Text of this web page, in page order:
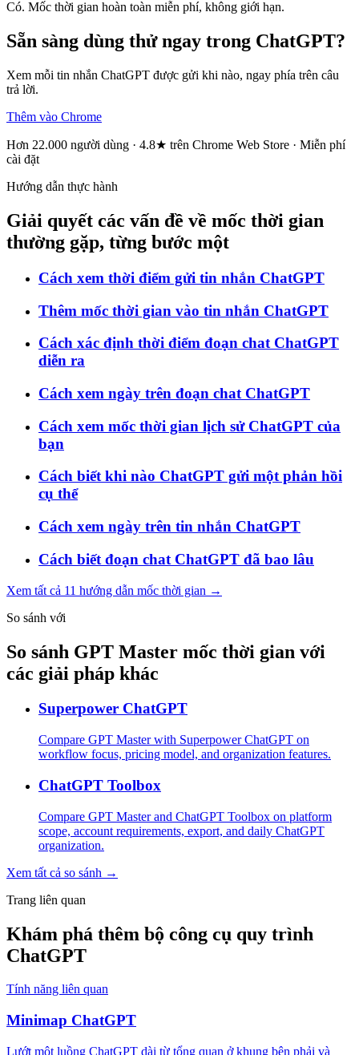
Có. Mốc thời gian hoàn toàn miễn phí, không giới hạn.
Sẵn sàng dùng thử ngay trong ChatGPT?
Xem mỗi tin nhắn ChatGPT được gửi khi nào, ngay phía trên câu
trả lời.
Thêm vào Chrome
Hơn 22.000 người dùng · 4.8★ trên Chrome Web Store · Miễn phí
cài đặt
Hướng dẫn thực hành
Giải quyết các vấn đề về mốc thời gian
thường gặp, từng bước một
Cách xem thời điểm gửi tin nhắn ChatGPT
Thêm mốc thời gian vào tin nhắn ChatGPT
Cách xác định thời điểm đoạn chat ChatGPT
diễn ra
Cách xem ngày trên đoạn chat ChatGPT
Cách xem mốc thời gian lịch sử ChatGPT của
bạn
Cách biết khi nào ChatGPT gửi một phản hồi
cụ thể
Cách xem ngày trên tin nhắn ChatGPT
Cách biết đoạn chat ChatGPT đã bao lâu
Xem tất cả 11 hướng dẫn mốc thời gian →
So sánh với
So sánh GPT Master mốc thời gian với
các giải pháp khác
Superpower ChatGPT
Compare GPT Master with Superpower ChatGPT on
workflow focus, pricing model, and organization features.
ChatGPT Toolbox
Compare GPT Master and ChatGPT Toolbox on platform
scope, account requirements, export, and daily ChatGPT
organization.
Xem tất cả so sánh →
Trang liên quan
Khám phá thêm bộ công cụ quy trình
ChatGPT
Tính năng liên quan
Minimap ChatGPT
Lướt một luồng ChatGPT dài từ tổng quan ở khung bên phải và